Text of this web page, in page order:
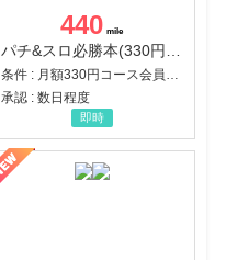
440
パチ&スロ必勝本(330円コース)
条件 : 月額330円コース会員登録完了
承認 : 数日程度
即時